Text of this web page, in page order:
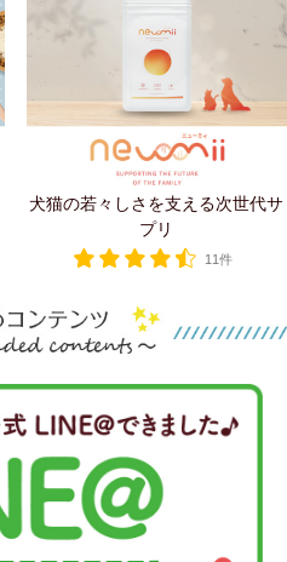
犬猫の若々しさを支える次世代サ
プリ
11件